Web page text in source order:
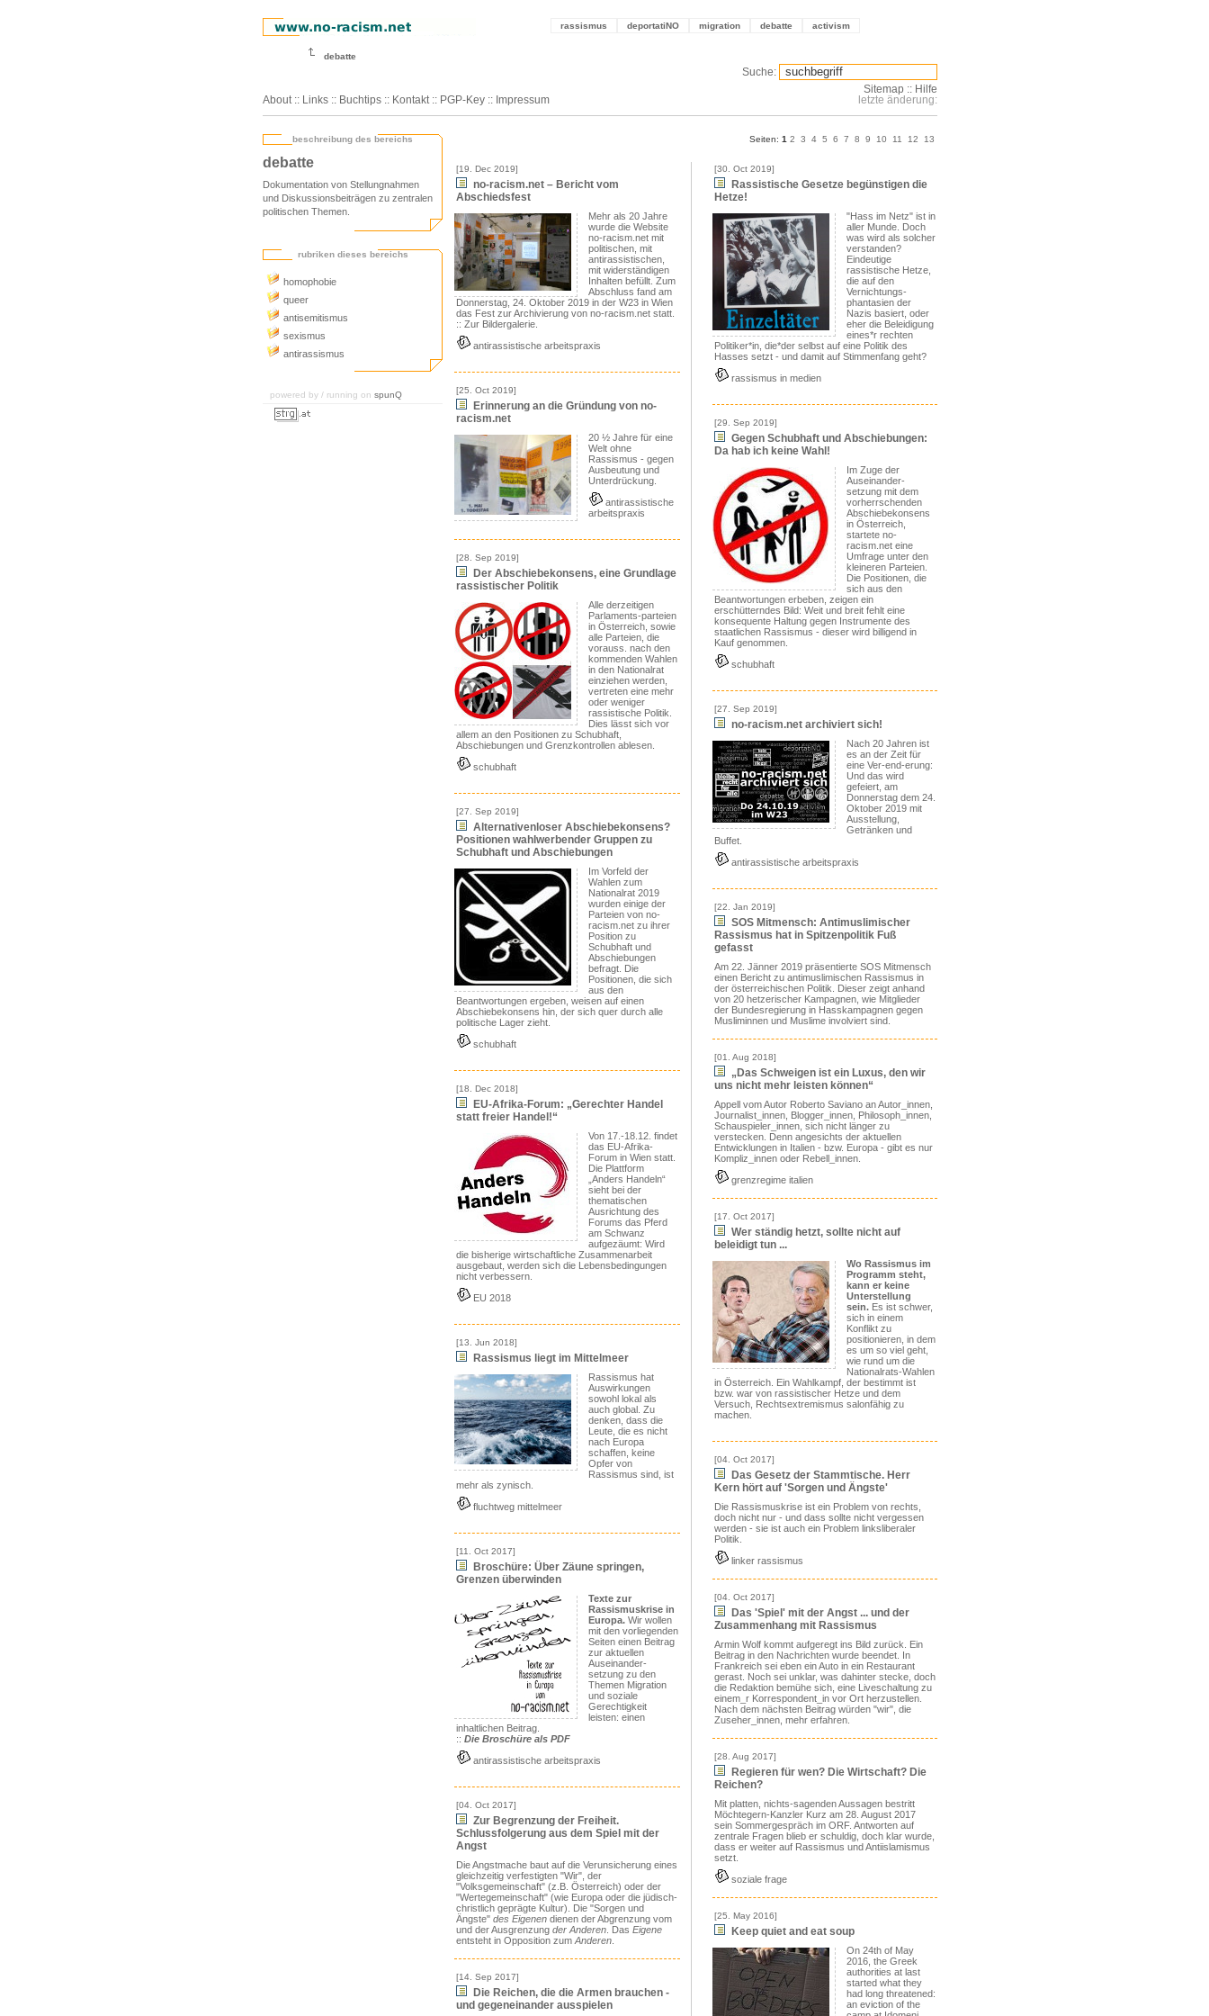
rassismus deportatiNO migration debatte activism
debatte
About :: Links :: Buchtips :: Kontakt :: PGP-Key :: Impressum
Suche:
Sitemap :: Hilfe
letzte änderung:
beschreibung des bereichs
debatte
Dokumentation von Stellungnahmen
und Diskussionsbeiträgen zu zentralen
politischen Themen.
rubriken dieses bereichs
homophobie
queer
antisemitismus
sexismus
antirassismus
powered by / running on spunQ
Seiten: 1 2 3 4 5 6 7 8 9 10 11 12 13
[19. Dec 2019]
no-racism.net – Bericht vom
Abschiedsfest
Mehr als 20 Jahre
wurde die Website
no-racism.net mit
politischen, mit
antirassistischen,
mit widerständigen
Inhalten befüllt. Zum
Abschluss fand am
Donnerstag, 24. Oktober 2019 in der W23 in Wien
das Fest zur Archivierung von no-racism.net statt.
:: Zur Bildergalerie.
antirassistische arbeitspraxis
[25. Oct 2019]
Erinnerung an die Gründung von no-
racism.net
20 ½ Jahre für eine
Welt ohne
Rassismus - gegen
Ausbeutung und
Unterdrückung.
antirassistische
arbeitspraxis
[28. Sep 2019]
Der Abschiebekonsens, eine Grundlage
rassistischer Politik
Alle derzeitigen
Parlaments-parteien
in Österreich, sowie
alle Parteien, die
vorauss. nach den
kommenden Wahlen
in den Nationalrat
einziehen werden,
vertreten eine mehr
oder weniger
rassistische Politik.
Dies lässt sich vor
allem an den Positionen zu Schubhaft,
Abschiebungen und Grenzkontrollen ablesen.
schubhaft
[27. Sep 2019]
Alternativenloser Abschiebekonsens?
Positionen wahlwerbender Gruppen zu
Schubhaft und Abschiebungen
Im Vorfeld der
Wahlen zum
Nationalrat 2019
wurden einige der
Parteien von no-
racism.net zu ihrer
Position zu
Schubhaft und
Abschiebungen
befragt. Die
Positionen, die sich
aus den
Beantwortungen ergeben, weisen auf einen
Abschiebekonsens hin, der sich quer durch alle
politische Lager zieht.
schubhaft
[18. Dec 2018]
EU-Afrika-Forum: „Gerechter Handel
statt freier Handel!“
Von 17.-18.12. findet
das EU-Afrika-
Forum in Wien statt.
Die Plattform
„Anders Handeln“
sieht bei der
thematischen
Ausrichtung des
Forums das Pferd
am Schwanz
aufgezäumt: Wird
die bisherige wirtschaftliche Zusammenarbeit
ausgebaut, werden sich die Lebensbedingungen
nicht verbessern.
EU 2018
[13. Jun 2018]
Rassismus liegt im Mittelmeer
Rassismus hat
Auswirkungen
sowohl lokal als
auch global. Zu
denken, dass die
Leute, die es nicht
nach Europa
schaffen, keine
Opfer von
Rassismus sind, ist
mehr als zynisch.
fluchtweg mittelmeer
[11. Oct 2017]
Broschüre: Über Zäune springen,
Grenzen überwinden
Texte zur
Rassismuskrise in
Europa. Wir wollen
mit den vorliegenden
Seiten einen Beitrag
zur aktuellen
Auseinander-
setzung zu den
Themen Migration
und soziale
Gerechtigkeit
leisten: einen
inhaltlichen Beitrag.
:: Die Broschüre als PDF
antirassistische arbeitspraxis
[04. Oct 2017]
Zur Begrenzung der Freiheit.
Schlussfolgerung aus dem Spiel mit der
Angst
Die Angstmache baut auf die Verunsicherung eines
gleichzeitig verfestigten "Wir", der
"Volksgemeinschaft" (z.B. Österreich) oder der
"Wertegemeinschaft" (wie Europa oder die jüdisch-
christlich geprägte Kultur). Die "Sorgen und
Ängste" des Eigenen dienen der Abgrenzung vom
und der Ausgrenzung der Anderen. Das Eigene
entsteht in Opposition zumAnderen.
[14. Sep 2017]
Die Reichen, die die Armen brauchen -
und gegeneinander ausspielen
[30. Oct 2019]
Rassistische Gesetze begünstigen die
Hetze!
"Hass im Netz" ist in
aller Munde. Doch
was wird als solcher
verstanden?
Eindeutige
rassistische Hetze,
die auf den
Vernichtungs-
phantasien der
Nazis basiert, oder
eher die Beleidigung
eines*r rechten
Politiker*in, die*der selbst auf eine Politik des
Hasses setzt - und damit auf Stimmenfang geht?
rassismus in medien
[29. Sep 2019]
Gegen Schubhaft und Abschiebungen:
Da hab ich keine Wahl!
Im Zuge der
Auseinander-
setzung mit dem
vorherrschenden
Abschiebekonsens
in Österreich,
startete no-
racism.net eine
Umfrage unter den
kleineren Parteien.
Die Positionen, die
sich aus den
Beantwortungen erbeben, zeigen ein
erschütterndes Bild: Weit und breit fehlt eine
konsequente Haltung gegen Instrumente des
staatlichen Rassismus - dieser wird billigend in
Kauf genommen.
schubhaft
[27. Sep 2019]
no-racism.net archiviert sich!
Nach 20 Jahren ist
es an der Zeit für
eine Ver-end-erung:
Und das wird
gefeiert, am
Donnerstag dem 24.
Oktober 2019 mit
Ausstellung,
Getränken und
Buffet.
antirassistische arbeitspraxis
[22. Jan 2019]
SOS Mitmensch: Antimuslimischer
Rassismus hat in Spitzenpolitik Fuß
gefasst
Am 22. Jänner 2019 präsentierte SOS Mitmensch
einen Bericht zu antimuslimischen Rassismus in
der österreichischen Politik. Dieser zeigt anhand
von 20 hetzerischer Kampagnen, wie Mitglieder
der Bundesregierung in Hasskampagnen gegen
Musliminnen und Muslime involviert sind.
[01. Aug 2018]
„Das Schweigen ist ein Luxus, den wir
uns nicht mehr leisten können“
Appell vom Autor Roberto Saviano an Autor_innen,
Journalist_innen, Blogger_innen, Philosoph_innen,
Schauspieler_innen, sich nicht länger zu
verstecken. Denn angesichts der aktuellen
Entwicklungen in Italien - bzw. Europa - gibt es nur
Kompliz_innen oder Rebell_innen.
grenzregime italien
[17. Oct 2017]
Wer ständig hetzt, sollte nicht auf
beleidigt tun ...
Wo Rassismus im
Programm steht,
kann er keine
Unterstellung
sein. Es ist schwer,
sich in einem
Konflikt zu
positionieren, in dem
es um so viel geht,
wie rund um die
Nationalrats-Wahlen
in Österreich. Ein Wahlkampf, der bestimmt ist
bzw. war von rassistischer Hetze und dem
Versuch, Rechtsextremismus salonfähig zu
machen.
[04. Oct 2017]
Das Gesetz der Stammtische. Herr
Kern hört auf 'Sorgen und Ängste'
Die Rassismuskrise ist ein Problem von rechts,
doch nicht nur - und dass sollte nicht vergessen
werden - sie ist auch ein Problem linksliberaler
Politik.
linker rassismus
[04. Oct 2017]
Das 'Spiel' mit der Angst ... und der
Zusammenhang mit Rassismus
Armin Wolf kommt aufgeregt ins Bild zurück. Ein
Beitrag in den Nachrichten wurde beendet. In
Frankreich sei eben ein Auto in ein Restaurant
gerast. Noch sei unklar, was dahinter stecke, doch
die Redaktion bemühe sich, eine Liveschaltung zu
einem_r Korrespondent_in vor Ort herzustellen.
Nach dem nächsten Beitrag würden "wir", die
Zuseher_innen, mehr erfahren.
[28. Aug 2017]
Regieren für wen? Die Wirtschaft? Die
Reichen?
Mit platten, nichts-sagenden Aussagen bestritt
Möchtegern-Kanzler Kurz am 28. August 2017
sein Sommergespräch im ORF. Antworten auf
zentrale Fragen blieb er schuldig, doch klar wurde,
dass er weiter auf Rassismus und Antiislamismus
setzt.
soziale frage
[25. May 2016]
Keep quiet and eat soup
On 24th of May
2016, the Greek
authorities at last
started what they
had long threatened:
an eviction of the